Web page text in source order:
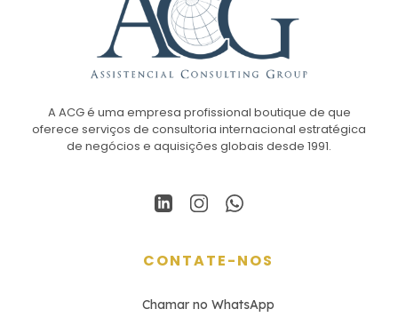
A ACG é uma empresa profissional boutique de que
oferece serviços de consultoria internacional estratégica
de negócios e aquisições globais desde 1991.
CONTATE-NOS
Chamar no WhatsApp